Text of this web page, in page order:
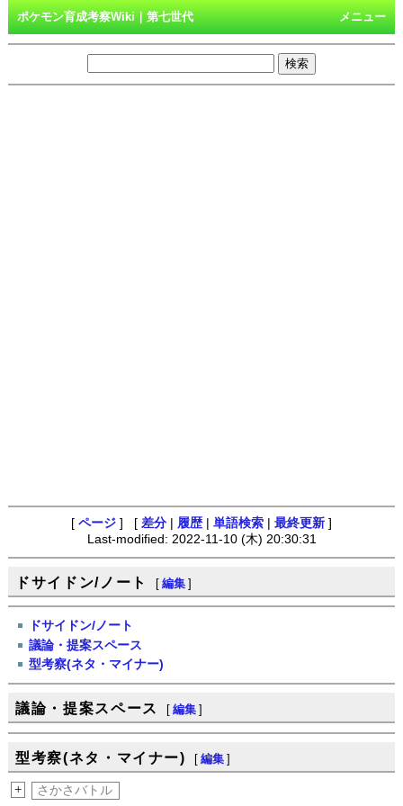
メニュー
ポケモン育成考察Wiki｜第七世代
[ ページ ] [ 差分 履歴 単語検索 最終更新 ]
Last-modified: 2022-11-10 (木) 20:30:31
ドサイドン/ノート [ 編集 ]
ドサイドン/ノート
議論・提案スペース
型考察(ネタ・マイナー)
議論・提案スペース [ 編集 ]
型考察(ネタ・マイナー) [ 編集 ]
+ さかさバトル